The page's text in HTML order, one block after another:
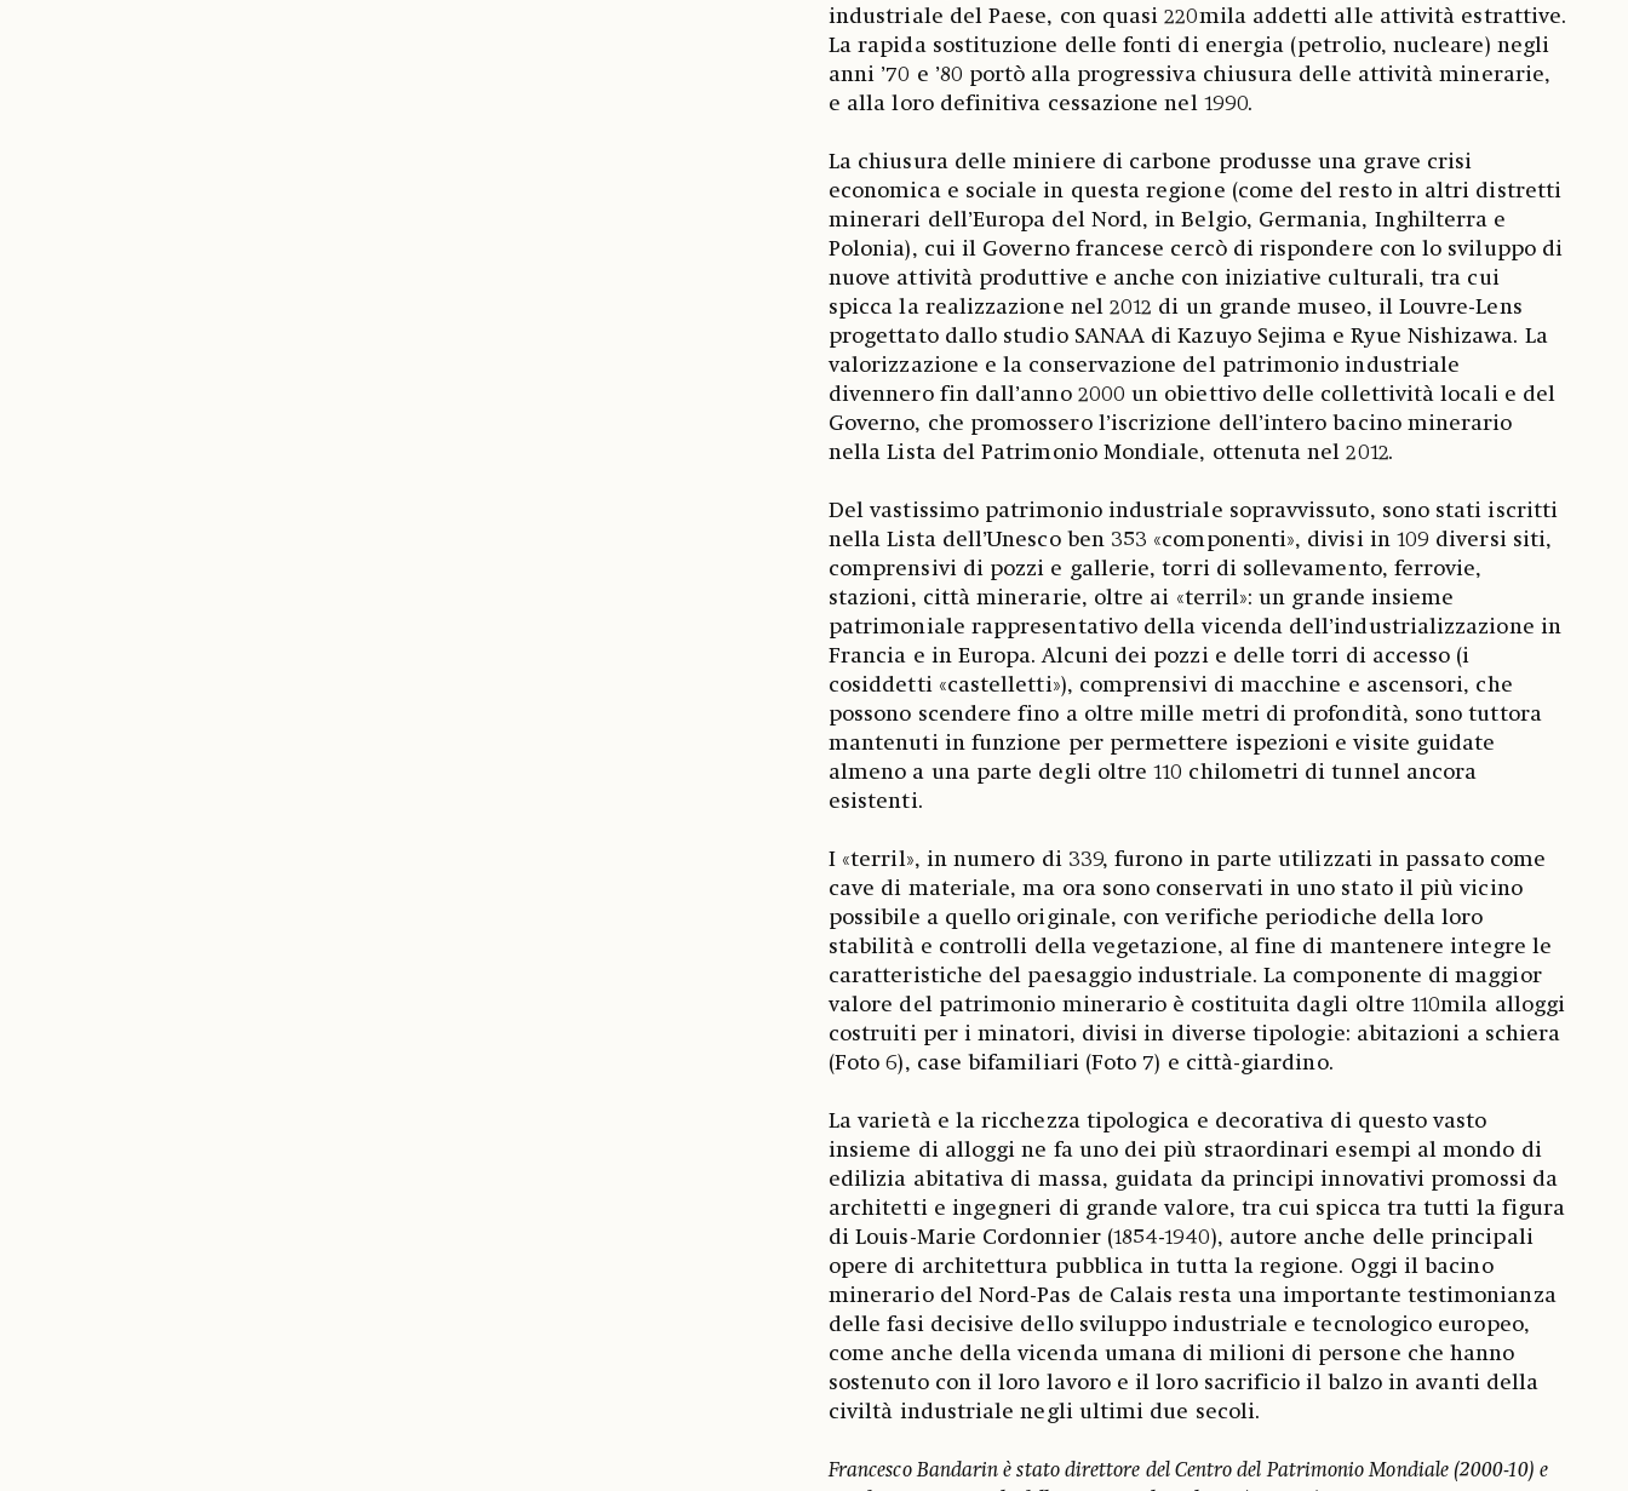
industriale del Paese, con quasi 220mila addetti alle attività estrattive.
La rapida sostituzione delle fonti di energia (petrolio, nucleare) negli
anni ’70 e ’80 portò alla progressiva chiusura delle attività minerarie,
e alla loro definitiva cessazione nel 1990.
La chiusura delle miniere di carbone produsse una grave crisi
economica e sociale in questa regione (come del resto in altri distretti
minerari dell’Europa del Nord, in Belgio, Germania, Inghilterra e
Polonia), cui il Governo francese cercò di rispondere con lo sviluppo di
nuove attività produttive e anche con iniziative culturali, tra cui
spicca la realizzazione nel 2012 di un grande museo, il Louvre-Lens
progettato dallo studio SANAA di Kazuyo Sejima e Ryue Nishizawa. La
valorizzazione e la conservazione del patrimonio industriale
divennero fin dall’anno 2000 un obiettivo delle collettività locali e del
Governo, che promossero l’iscrizione dell’intero bacino minerario
nella Lista del Patrimonio Mondiale, ottenuta nel 2012.
Del vastissimo patrimonio industriale sopravvissuto, sono stati iscritti
nella Lista dell’Unesco ben 353 «componenti», divisi in 109 diversi siti,
comprensivi di pozzi e gallerie, torri di sollevamento, ferrovie,
stazioni, città minerarie, oltre ai «terril»: un grande insieme
patrimoniale rappresentativo della vicenda dell’industrializzazione in
Francia e in Europa. Alcuni dei pozzi e delle torri di accesso (i
cosiddetti «castelletti»), comprensivi di macchine e ascensori, che
possono scendere fino a oltre mille metri di profondità, sono tuttora
mantenuti in funzione per permettere ispezioni e visite guidate
almeno a una parte degli oltre 110 chilometri di tunnel ancora
esistenti.
I «terril», in numero di 339, furono in parte utilizzati in passato come
cave di materiale, ma ora sono conservati in uno stato il più vicino
possibile a quello originale, con verifiche periodiche della loro
stabilità e controlli della vegetazione, al fine di mantenere integre le
caratteristiche del paesaggio industriale. La componente di maggior
valore del patrimonio minerario è costituita dagli oltre 110mila alloggi
costruiti per i minatori, divisi in diverse tipologie: abitazioni a schiera
(Foto 6), case bifamiliari (Foto 7) e città-giardino.
La varietà e la ricchezza tipologica e decorativa di questo vasto
insieme di alloggi ne fa uno dei più straordinari esempi al mondo di
edilizia abitativa di massa, guidata da principi innovativi promossi da
architetti e ingegneri di grande valore, tra cui spicca tra tutti la figura
di Louis-Marie Cordonnier (1854-1940), autore anche delle principali
opere di architettura pubblica in tutta la regione. Oggi il bacino
minerario del Nord-Pas de Calais resta una importante testimonianza
delle fasi decisive dello sviluppo industriale e tecnologico europeo,
come anche della vicenda umana di milioni di persone che hanno
sostenuto con il loro lavoro e il loro sacrificio il balzo in avanti della
civiltà industriale negli ultimi due secoli.
Francesco Bandarin è stato direttore del Centro del Patrimonio Mondiale (2000-10) e